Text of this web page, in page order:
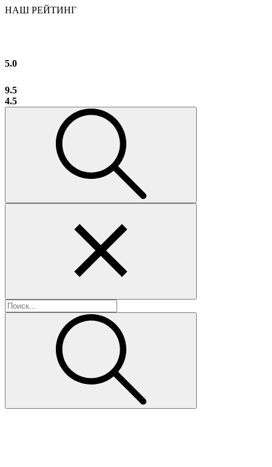
НАШ РЕЙТИНГ
5.0
9.5
4.5